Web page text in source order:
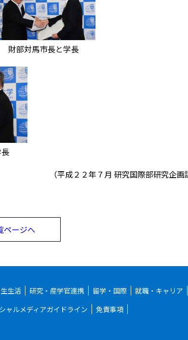
財部対馬市長と学長
（平成２２年７月 研究国際部研究企画
ページへ
生活 研究・産学官連携 留学・国際 就職・キャリア
ャルメディアガイドライン 免責事項